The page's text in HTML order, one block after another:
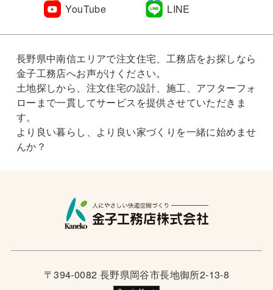
YouTube
LINE
長野県中南信エリアで注文住宅、工務店をお探しなら
金子工務店へお声がけください。
土地探しから、注文住宅の設計、施工、アフターフォ
ローまで一貫してサービスを提供させていただきま
す。
より良い暮らし、より良い家づくりを一緒に始めませ
んか？
〒394-0082 長野県岡谷市長地御所2-13-8